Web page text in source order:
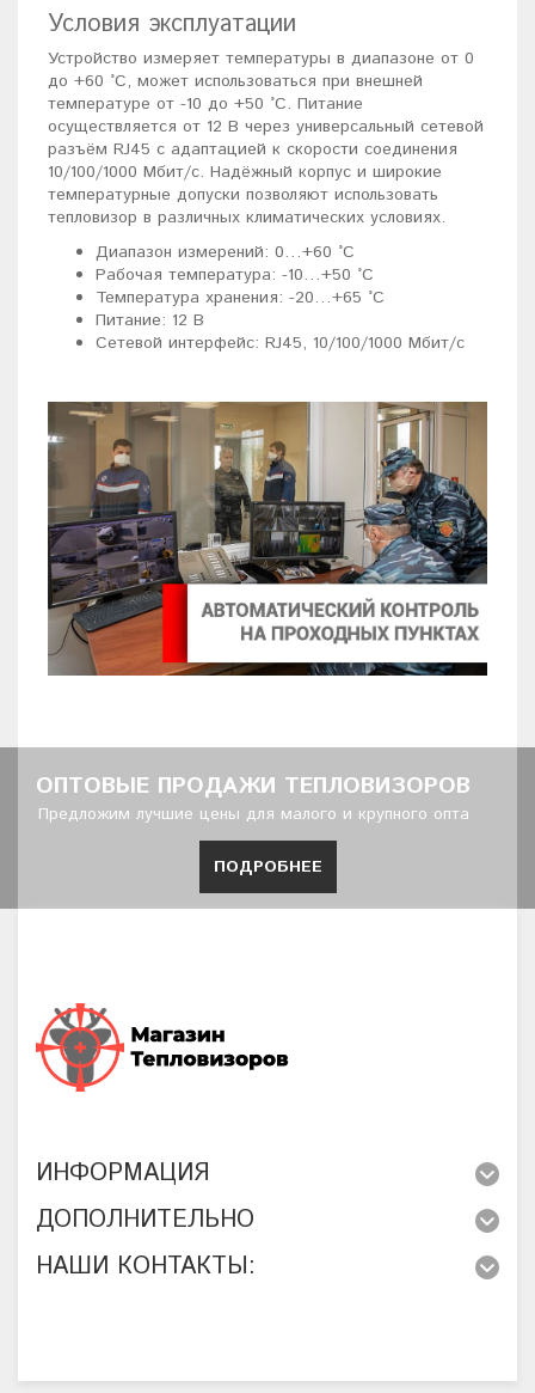
Условия эксплуатации
Устройство измеряет температуры в диапазоне от 0
до +60 °C, может использоваться при внешней
температуре от -10 до +50 °C. Питание
осуществляется от 12 В через универсальный сетевой
разъём RJ45 с адаптацией к скорости соединения
10/100/1000 Мбит/с. Надёжный корпус и широкие
температурные допуски позволяют использовать
тепловизор в различных климатических условиях.
Диапазон измерений: 0…+60 °C
Рабочая температура: -10…+50 °C
Температура хранения: -20…+65 °C
Питание: 12 В
Сетевой интерфейс: RJ45, 10/100/1000 Мбит/с
ОПТОВЫЕ ПРОДАЖИ ТЕПЛОВИЗОРОВ
Предложим лучшие цены для малого и крупного опта
ПОДРОБНЕЕ
ИНФОРМАЦИЯ
ДОПОЛНИТЕЛЬНО
НАШИ КОНТАКТЫ: